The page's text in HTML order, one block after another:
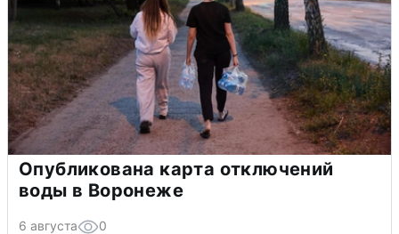
Опубликована карта отключений
воды в Воронеже
6 августа 0